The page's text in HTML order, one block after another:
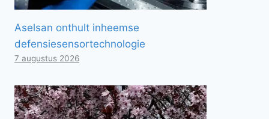
Aselsan onthult inheemse
defensiesensortechnologie
7 augustus 2026